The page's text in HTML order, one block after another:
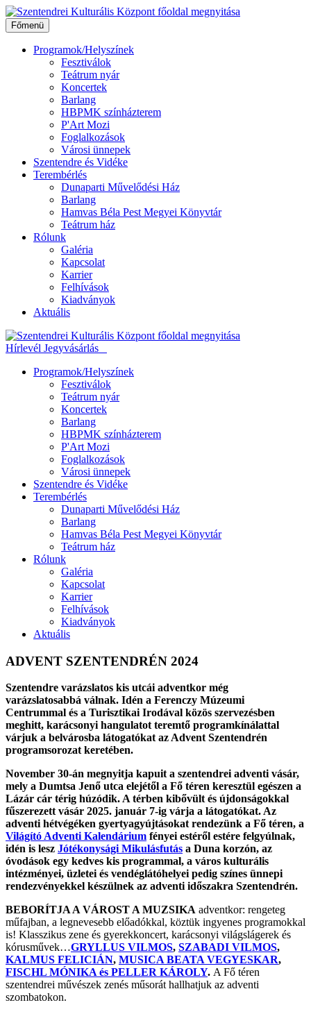
Ugrás
a
tartalomhoz
Főmenü
Programok/Helyszínek
Fesztiválok
Teátrum nyár
Koncertek
Barlang
HBPMK színházterem
P'Art Mozi
Foglalkozások
Városi ünnepek
Szentendre és Vidéke
Terembérlés
Dunaparti Művelődési Ház
Barlang
Hamvas Béla Pest Megyei Könyvtár
Teátrum ház
Rólunk
Galéria
Kapcsolat
Karrier
Felhívások
Kiadványok
Aktuális
Hírlevél Jegyvásárlás
Programok/Helyszínek
Fesztiválok
Teátrum nyár
Koncertek
Barlang
HBPMK színházterem
P'Art Mozi
Foglalkozások
Városi ünnepek
Szentendre és Vidéke
Terembérlés
Dunaparti Művelődési Ház
Barlang
Hamvas Béla Pest Megyei Könyvtár
Teátrum ház
Rólunk
Galéria
Kapcsolat
Karrier
Felhívások
Kiadványok
Aktuális
ADVENT SZENTENDRÉN 2024
Szentendre varázslatos kis utcái adventkor még
varázslatosabbá válnak. Idén a Ferenczy Múzeumi
Centrummal és a Turisztikai Irodával közös szervezésben
meghitt, karácsonyi hangulatot teremtő programkínálattal
várjuk a belvárosba látogatókat az Advent Szentendrén
programsorozat keretében.
November 30-án megnyitja kapuit a szentendrei adventi vásár,
mely a Dumtsa Jenő utca elejétől a Fő téren keresztül egészen a
Lázár cár térig húzódik. A térben kibővült és újdonságokkal
fűszerezett vásár 2025. január 7-ig várja a látogatókat. Az
adventi hétvégéken gyertyagyújtásokat rendezünk a Fő téren, a
Világító Adventi Kalendárium fényei estéről estére felgyúlnak,
idén is lesz Jótékonysági Mikulásfutás a Duna korzón, az
óvodások egy kedves kis programmal, a város kulturális
intézményei, üzletei és vendéglátóhelyei pedig színes ünnepi
rendezvényekkel készülnek az adventi időszakra Szentendrén.
BEBORÍTJA A VÁROST A MUZSIKA adventkor: rengeteg
műfajban, a legnevesebb előadókkal, köztük ingyenes programokkal
is! Klasszikus zene és gyerekkoncert, karácsonyi világslágerek és
kórusművek…GRYLLUS VILMOS, SZABADI VILMOS,
KALMUS FELICIÁN, MUSICA BEATA VEGYESKAR,
FISCHL MÓNIKA és PELLER KÁROLY. A Fő téren
szentendrei művészek zenés műsorát hallhatjuk az adventi
szombatokon.